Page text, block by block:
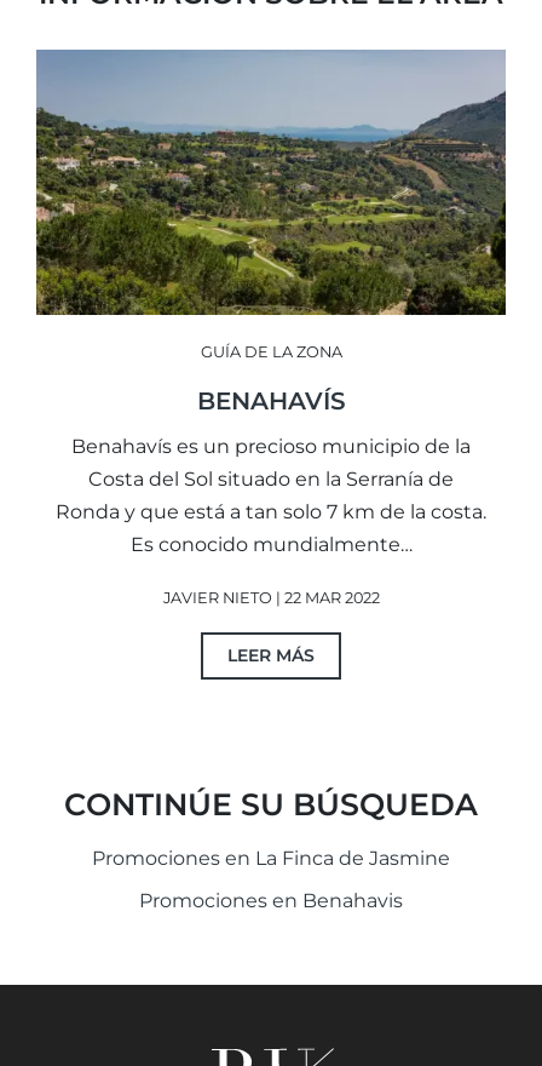
GUÍA DE LA ZONA
BENAHAVÍS
Benahavís es un precioso municipio de la
Costa del Sol situado en la Serranía de
Ronda y que está a tan solo 7 km de la costa.
Es conocido mundialmente…
JAVIER NIETO | 22 MAR 2022
LEER MÁS
CONTINÚE SU BÚSQUEDA
Promociones en La Finca de Jasmine
Promociones en Benahavis